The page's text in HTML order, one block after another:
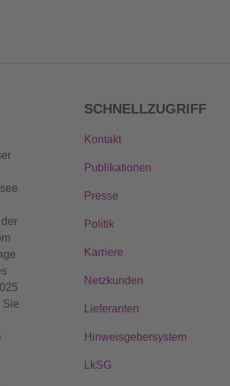
Sie
SCHNELLZUGRIFF
Kontakt
Publikationen
Presse
Politik
Karriere
Netzkunden
Lieferanten
Hinweisgebersystem
LkSG